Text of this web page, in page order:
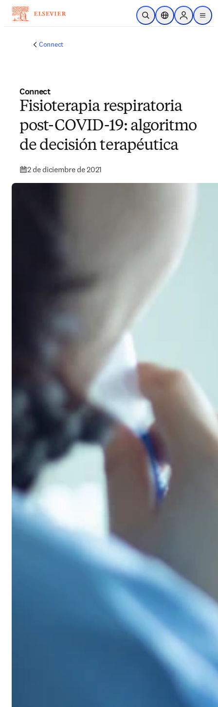
Saltar al contenido principal
Abrir búsqueda
Selector deSign in to
menu
Connect
Connect
Fisioterapia respiratoria
post-COVID-19: algoritmo
de decisión terapéutica
2 de diciembre de 2021